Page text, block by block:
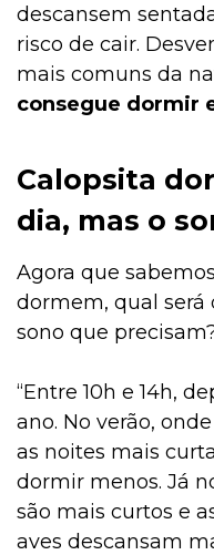
descansem
risco de cair.
mais comuns da
consegue dormir
Calopsita
dia, mas o
Agora que
dormem, qual será
sono que
“Entre 10h e 14h,
ano. No verão,
as noites mais
dormir menos. Já
são mais curtos e
aves descansam